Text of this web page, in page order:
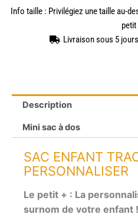
Info taille : Privilégiez une taille au-
petit
Livraison sous 5 jours
Description
Mini sac à dos
SAC ENFANT
PERSONNALISER
Le petit + : La
surnom de votre enfant !